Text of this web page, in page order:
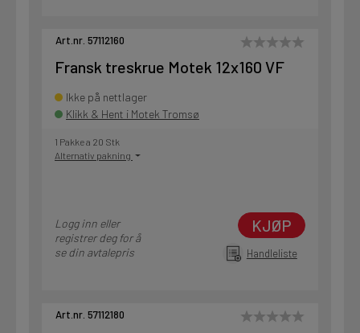
Art.nr. 57112160
Fransk treskrue Motek 12x160 VF
Ikke på nettlager
Klikk & Hent i Motek Tromsø
1 Pakke a 20 Stk
Alternativ pakning
Logg inn eller
registrer deg for å
se din avtalepris
KJØP
Handleliste
Art.nr. 57112180